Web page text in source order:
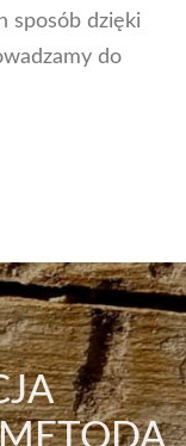
sposób dzięki
do